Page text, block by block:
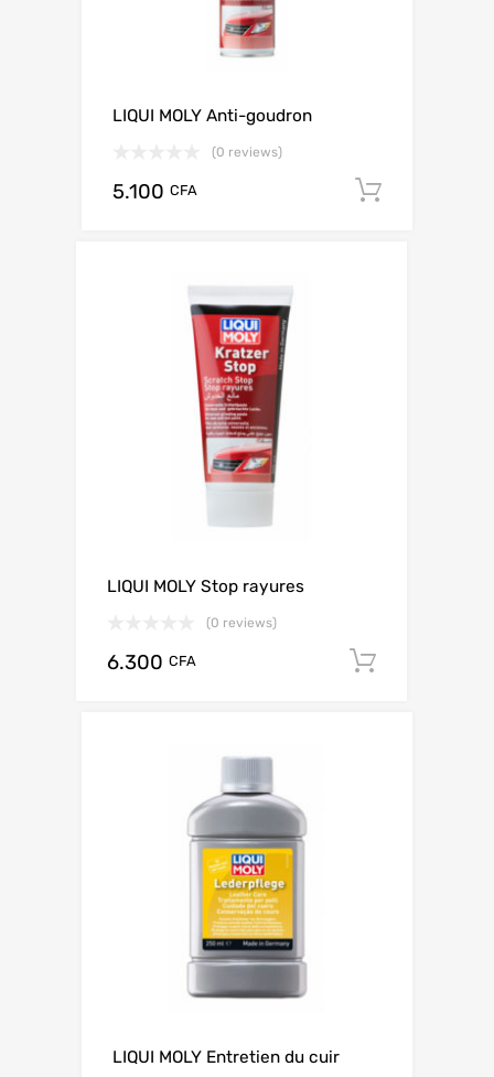
LIQUI MOLY Anti-goudron
(0 reviews)
5.100 CFA
LIQUI MOLY Stop rayures
(0 reviews)
6.300 CFA
LIQUI MOLY Entretien du cuir